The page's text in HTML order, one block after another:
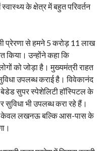
के क्षेत्र में बहुत परिवर्तन
प्रेरणा से हमने 5 करोड़ 11 लाख
किया। उन्होंने कहा कि
को जोड़ा है। मुख्यमंत्री राहत
उपलब्ध कराई है। विवेकानंद
सुपर स्पेशेलिटी हॉस्पिटल के
सुविधा भी उपलब्ध करा रहे हैं।
न केवल लखनऊ बल्कि आस-पास के